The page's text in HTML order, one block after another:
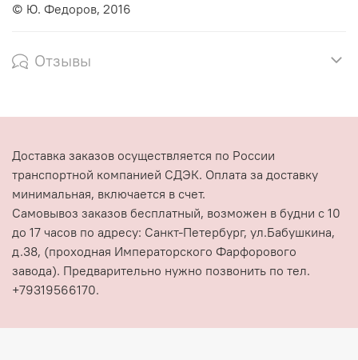
© Ю. Федоров, 2016
Отзывы
Доставка заказов осуществляется по России
транспортной компанией СДЭК. Оплата за доставку
минимальная, включается в счет.
Самовывоз заказов бесплатный, возможен в будни с 10
до 17 часов по адресу: Санкт-Петербург, ул.Бабушкина,
д.38, (проходная Императорского Фарфорового
завода). Предварительно нужно позвонить по тел.
+79319566170.